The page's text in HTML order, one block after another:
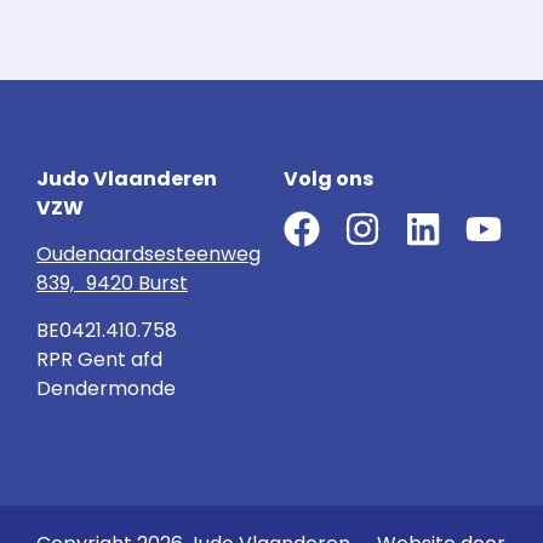
Judo Vlaanderen
VZW
Oudenaardsesteenweg
839, 9420 Burst
BE0421.410.758
RPR Gent afd
Dendermonde
Volg ons